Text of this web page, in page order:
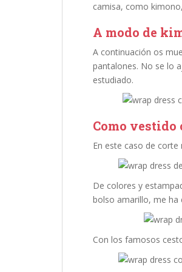
camisa, como
A modo de
A continuación os
pantalones. No se lo
estudiado.
Como vestido
En este caso de
De colores y
bolso amarillo, me ha
Con los famosos